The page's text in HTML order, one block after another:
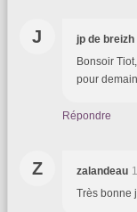
J jp de breizh
Bonsoir
pour
Répondre
Z zalandeau
Très bonne